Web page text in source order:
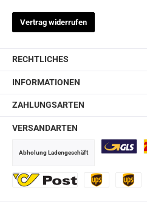
Vertrag widerrufen
RECHTLICHES
INFORMATIONEN
ZAHLUNGSARTEN
VERSANDARTEN
Abholung Ladengeschäft